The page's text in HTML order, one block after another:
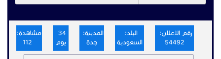
رقم الاعلان:
54492
البلد:
السعودية
المدينة:
جدة
34
يوم
مشاهدة: